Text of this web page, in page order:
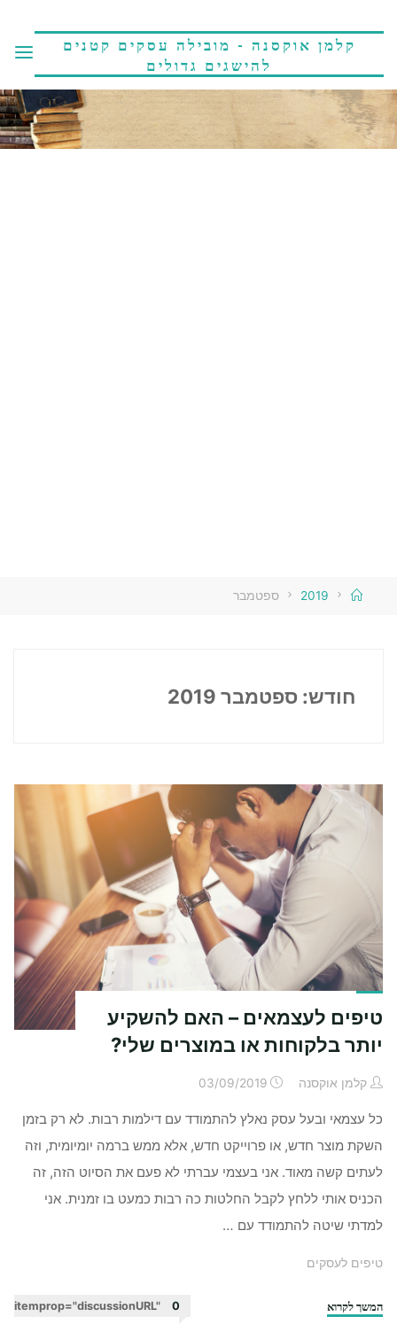
קלמן אוקסנה - מובילה עסקים קטנים
להישגים גדולים
בית2019 ספטמבר
חודש: ספטמבר 2019
טיפים לעצמאים – האם להשקיע
יותר בלקוחות או במוצרים שלי?
קלמן אוקסנה 03/09/2019
כל עצמאי ובעל עסק נאלץ להתמודד עם דילמות רבות. לא רק בזמן
השקת מוצר חדש, או פרוייקט חדש, אלא ממש ברמה יומיומית, וזה
לעתים קשה מאוד. אני בעצמי עברתי לא פעם את הסיוט הזה, זה
הכניס אותי ללחץ לקבל החלטות כה רבות כמעט בו זמנית. אני
למדתי שיטה להתמודד עם …
טיפים לעסקים
המשך לקרוא itemprop="discussionURL" 0